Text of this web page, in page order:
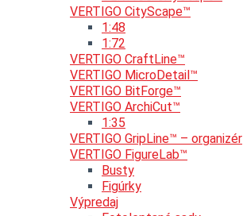
VERTIGO CityScape™
1:48
1:72
VERTIGO CraftLine™
VERTIGO MicroDetail™
VERTIGO BitForge™
VERTIGO ArchiCut™
1:35
VERTIGO GripLine™ – organizér
VERTIGO FigureLab™
Busty
Figúrky
Výpredaj